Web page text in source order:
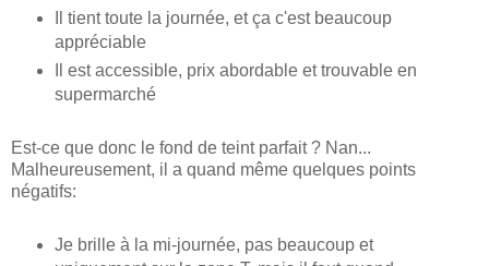
Il tient toute la journée, et ça c'est beaucoup
appréciable
Il est accessible, prix abordable et trouvable en
supermarché
Est-ce que donc le fond de teint parfait ? Nan...
Malheureusement, il a quand même quelques points
négatifs:
Je brille à la mi-journée, pas beaucoup et